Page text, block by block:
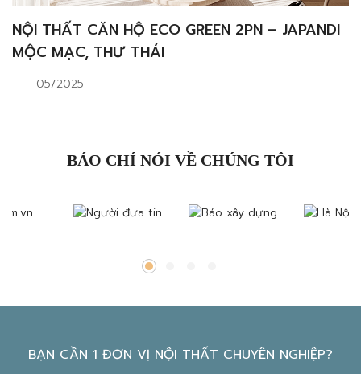
NỘI THẤT CĂN HỘ ECO GREEN 2PN – JAPANDI
MỘC MẠC, THƯ THÁI
05/2025
BÁO CHÍ NÓI VỀ CHÚNG TÔI
BẠN CẦN 1 ĐƠN VỊ NỘI THẤT CHUYÊN NGHIỆP?